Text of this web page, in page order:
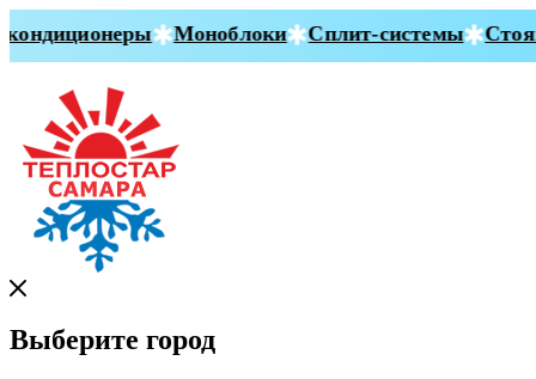
Моноблоки Сплит-системы
Выберите город